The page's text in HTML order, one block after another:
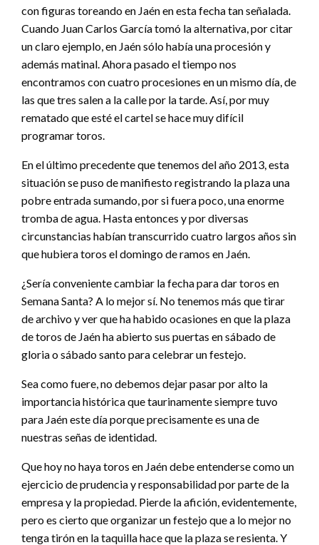
con figuras toreando en Jaén en esta fecha tan señalada.
Cuando Juan Carlos García tomó la alternativa, por citar
un claro ejemplo, en Jaén sólo había una procesión y
además matinal. Ahora pasado el tiempo nos
encontramos con cuatro procesiones en un mismo día, de
las que tres salen a la calle por la tarde. Así, por muy
rematado que esté el cartel se hace muy difícil
programar toros.
En el último precedente que tenemos del año 2013, esta
situación se puso de manifiesto registrando la plaza una
pobre entrada sumando, por si fuera poco, una enorme
tromba de agua. Hasta entonces y por diversas
circunstancias habían transcurrido cuatro largos años sin
que hubiera toros el domingo de ramos en Jaén.
¿Sería conveniente cambiar la fecha para dar toros en
Semana Santa? A lo mejor sí. No tenemos más que tirar
de archivo y ver que ha habido ocasiones en que la plaza
de toros de Jaén ha abierto sus puertas en sábado de
gloria o sábado santo para celebrar un festejo.
Sea como fuere, no debemos dejar pasar por alto la
importancia histórica que taurinamente siempre tuvo
para Jaén este día porque precisamente es una de
nuestras señas de identidad.
Que hoy no haya toros en Jaén debe entenderse como un
ejercicio de prudencia y responsabilidad por parte de la
empresa y la propiedad. Pierde la afición, evidentemente,
pero es cierto que organizar un festejo que a lo mejor no
tenga tirón en la taquilla hace que la plaza se resienta. Y